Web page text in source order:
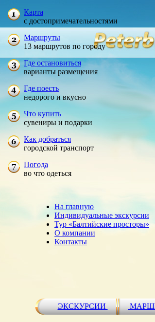
Карта
с достопримечательностями
Маршруты
13 маршрутов по городу
Где остановиться
варианты размещения
Где поесть
недорого и вкусно
Что купить
сувениры и подарки
Как добраться
городской транспорт
Погода
во что одеться
На главную
Индивидуальные экскурсии
Тур «Балтийские просторы»
О компании
Контакты
ЭКСКУРСИИ